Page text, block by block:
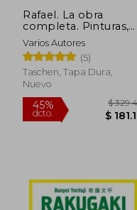
40%
dcto.
Rafael. La obra
completa. Pinturas,
frescos, tapices,
arquitectura
Varios Autores
(5)
Taschen, Tapa Dura,
Nuevo